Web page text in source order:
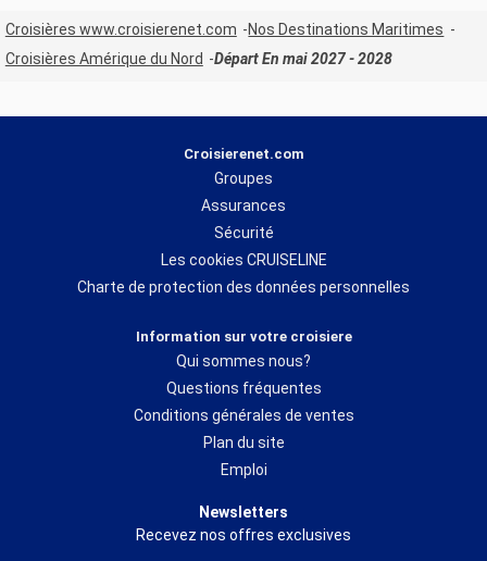
Croisières www.croisierenet.com
Nos Destinations Maritimes
Croisières Amérique du Nord
Départ En mai 2027 - 2028
Croisierenet.com
Groupes
Assurances
Sécurité
Les cookies CRUISELINE
Charte de protection des données personnelles
Information sur votre croisiere
Qui sommes nous?
Questions fréquentes
Conditions générales de ventes
Plan du site
Emploi
Newsletters
Recevez nos offres exclusives